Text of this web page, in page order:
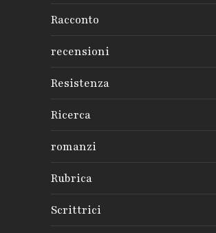
Racconto
recensioni
Resistenza
Ricerca
romanzi
Rubrica
Scrittrici